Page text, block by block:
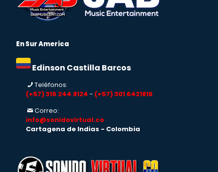
En Sur America
Edinson Castilla Barcos
Teléfonos:
(+57) 316 244 8124 - (+57) 301 6421816
Correo:
info@sonidovirtual.co
Cartagena de Indias - Colombia